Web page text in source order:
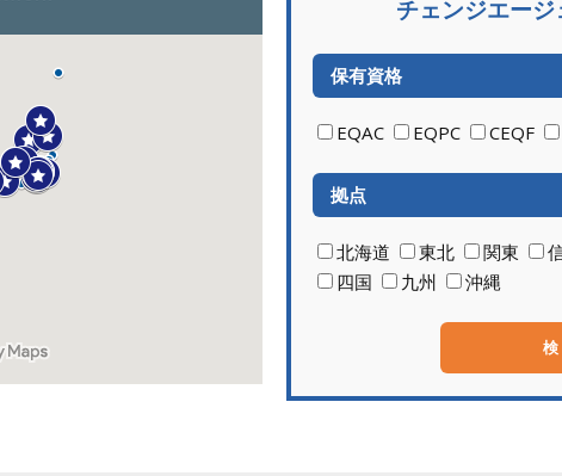
チェンジエー
保有資格
EQAC EQPC CEQF
拠点
北海道 東北 関東
四国
九州 沖縄